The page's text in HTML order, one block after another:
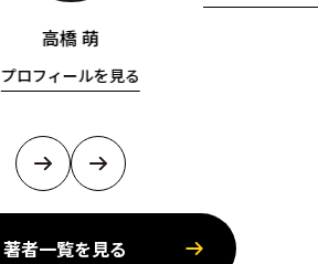
高橋 萌
プロフィールを見る
著者一覧を見る